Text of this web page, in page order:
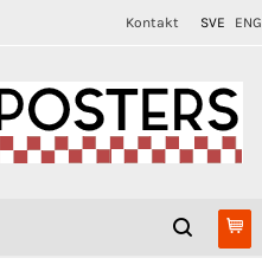
Kontakt SVE ENG